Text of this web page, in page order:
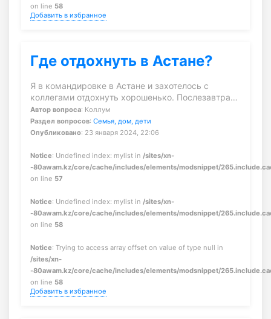
on line 58
Добавить в избранное
Где отдохнуть в Астане?
Я в командировке в Астане и захотелось с
коллегами отдохнуть хорошенько. Послезавтра…
Автор вопроса: Коллум
Раздел вопросов: Семья, дом, дети
Опубликовано: 23 января 2024, 22:06
Notice: Undefined index: mylist in /sites/xn-
-80awam.kz/core/cache/includes/elements/modsnippet/
on line 57
Notice: Undefined index: mylist in /sites/xn-
-80awam.kz/core/cache/includes/elements/modsnippet/
on line 58
Notice: Trying to access array offset on value of type null in
/sites/xn-
-80awam.kz/core/cache/includes/elements/modsnippet/
on line 58
Добавить в избранное